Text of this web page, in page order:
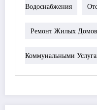
Водоснабжения
Ремонт Жилых Домов
Коммунальными